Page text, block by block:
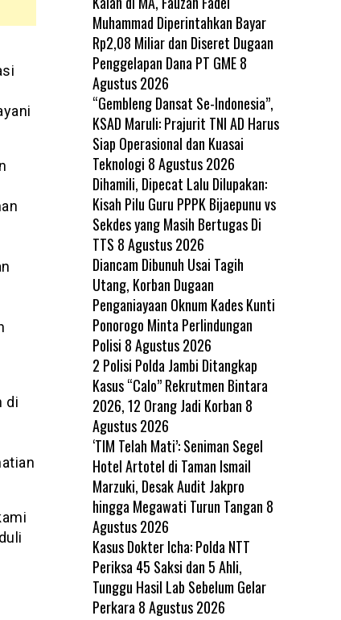
di
Muhammad Diperintahkan Bayar
Rp2,08 Miliar dan Diseret Dugaan
Penggelapan Dana PT GME 8
Agustus 2026
“Gembleng Dansat Se-Indonesia”,
KSAD Maruli: Prajurit TNI AD Harus
Siap Operasional dan Kuasai
Teknologi 8 Agustus 2026
Dihamili, Dipecat Lalu Dilupakan:
Kisah Pilu Guru PPPK Bijaepunu vs
Sekdes yang Masih Bertugas Di
TTS 8 Agustus 2026
Diancam Dibunuh Usai Tagih
Utang, Korban Dugaan
Penganiayaan Oknum Kades Kunti
Ponorogo Minta Perlindungan
Polisi 8 Agustus 2026
2 Polisi Polda Jambi Ditangkap
Kasus “Calo” Rekrutmen Bintara
2026, 12 Orang Jadi Korban 8
Agustus 2026
‘TIM Telah Mati’: Seniman Segel
Hotel Artotel di Taman Ismail
Marzuki, Desak Audit Jakpro
hingga Megawati Turun Tangan 8
Agustus 2026
Kasus Dokter Icha: Polda NTT
Periksa 45 Saksi dan 5 Ahli,
Tunggu Hasil Lab Sebelum Gelar
Perkara 8 Agustus 2026